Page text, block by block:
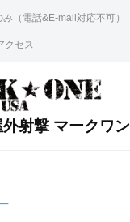
（電話&E-mail対応不可）
クセス
射撃 マークワン